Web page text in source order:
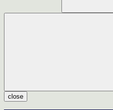
close